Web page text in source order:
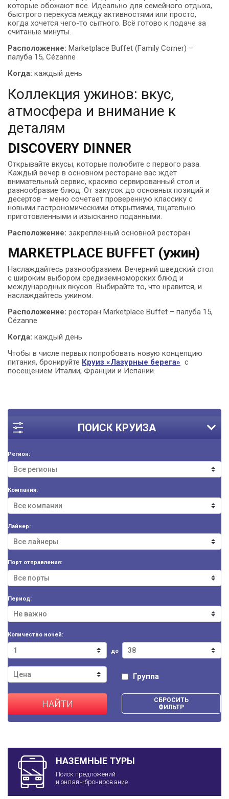
ПОИСК КРУИЗА
Регион:
Компания:
Лайнер:
Порт отправления:
Период:
Количество ночей:
до
Группа
НАЙТИ
СБРОСИТЬ
ФИЛЬТР
НАЗЕМНЫЕ ТУРЫ
Поиск предложений
и онлайн-бронирование
которые обожают все. Идеально для семейного отдыха,
быстрого перекуса между активностями или просто,
когда хочется чего-то сытного. Всё готово к подаче за
считаные минуты.
Расположение: Marketplace Buffet (Family Corner) –
палуба 15, Cézanne
Когда: каждый день
Коллекция ужинов: вкус,
атмосфера и внимание к
деталям
DISCOVERY DINNER
Открывайте вкусы, которые полюбите с первого раза.
Каждый вечер в основном ресторане вас ждёт
внимательный сервис, красиво сервированный стол и
разнообразие блюд. От закусок до основных позиций и
десертов – меню сочетает проверенную классику с
новыми гастрономическими открытиями, тщательно
приготовленными и изысканно поданными.
Расположение: закрепленный основной ресторан
MARKETPLACE BUFFET (ужин)
Наслаждайтесь разнообразием. Вечерний шведский стол
с широким выбором средиземноморских блюд и
международных вкусов. Выбирайте то, что нравится, и
наслаждайтесь ужином.
Расположение: ресторан Marketplace Buffet – палуба 15,
Cézanne
Когда: каждый день
Чтобы в числе первых попробовать новую концепцию
питания, бронируйте Круиз «Лазурные берега» с
посещением Италии, Франции и Испании.